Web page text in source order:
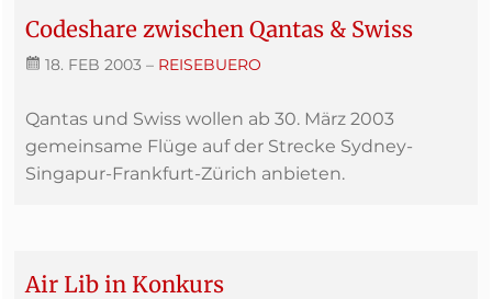
Codeshare zwischen Qantas & Swiss
18. FEB 2003 – REISEBUERO
Qantas und Swiss wollen ab 30. März 2003
gemeinsame Flüge auf der Strecke Sydney-
Singapur-Frankfurt-Zürich anbieten.
Air Lib in Konkurs